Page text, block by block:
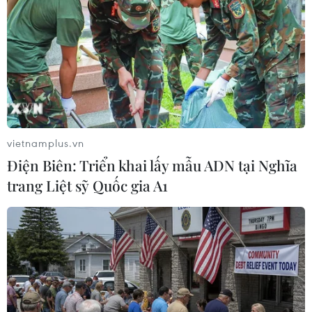
Airlines với giá 1,6 tỷ USD
16/11/2020 08:43
Trong thông báo ngày 16/11, Korean Air cho biết hãng sẽ
mua Asiana Airlines trong hợp đồng trị giá 1,6 tỷ USD.
Thỏa thuận này bao gồm các công ty con của Asiana
gồm hãng hàng Air Seoul và Air Busan.
vietnamplus.vn
Điện Biên: Triển khai lấy mẫu ADN tại Nghĩa
trang Liệt sỹ Quốc gia A1